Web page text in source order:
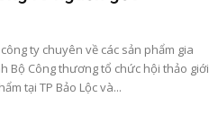
ty chuyên về các sản phẩm gia
Bộ Công thương tổ chức hội thảo giới
tại TP Bảo Lộc và...